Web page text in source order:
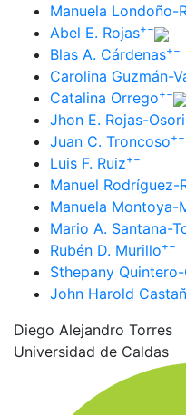
Manuela Londoño-
Abel E. Rojas+−
Blas A. Cárdenas+−
Carolina Guzmán-
Catalina Orrego+−
Jhon E. Rojas-
Juan C. Troncoso+−
Luis F. Ruiz+−
Manuel Rodríguez-
Manuela Montoya-
Mario A. Santana-
Rubén D. Murillo+−
Sthepany
John Harold
Diego Alejandro Torres
Universidad de Caldas